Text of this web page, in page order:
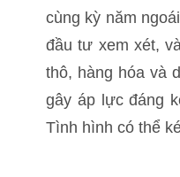
cùng kỳ năm
đầu tư xem xét,
thô, hàng hóa và
gây áp lực đáng
Tình hình có thể